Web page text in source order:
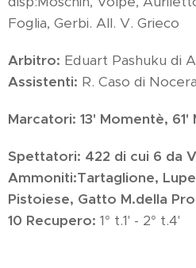
Foglia, Gerbi. All. V. Grieco
Arbitro: Eduart Pashuku di
Assistenti: R. Caso di
Marcatori: 13' Momentè,
Spettatori: 422 di cui 6 da
Ammoniti:Tartaglione,
Pistoiese, Gatto M.della
10 Recupero: 1° t.1' - 2° t.4'